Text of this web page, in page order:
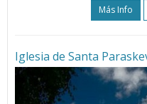
Más Info
Iglesia de Santa